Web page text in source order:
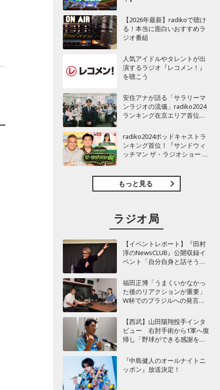
【2026年最新】radikoで聴け
る！本当に面白いおすすめラ
ジオ番組
人気アイドルやタレントが出
演するラジオ『レコメン！』
を聴こう
安住アナが語る「サラリーマ
ンラジオの流儀」radiko2024
ランキング在京エリア首位
曜天国』インタビュー
radiko2024ポッドキャストラ
ンキング首位！『サンドウィ
ッチマン ザ・ラジオショー サ
もっと見る
ラジオ局
【イベントレポート】『田村
淳のNewsCLUB』公開収録イ
ベント「自分自身と話そうの
に“人生の最後に流したい
曲”などをテーマにトーク
福田正博「うまくいかなかっ
た後のリアクションが重要」
W杯でのブラジルへの発言が
期待することは？
【西武】山田陽翔投手インタ
ビュー 右肘手術から1軍へ復
帰し「野球ができる感謝を再
『中島健人のオールナイトニ
ッポン』放送決定！